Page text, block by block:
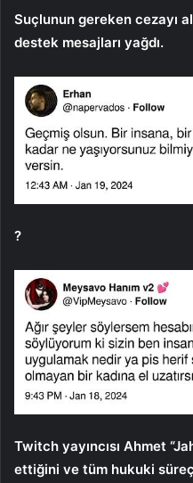
Suçlunun gereken cezayı
destek mesajları yağdı.
?
Twitch yayıncısı Ahmet
ettiğini ve tüm hukuki